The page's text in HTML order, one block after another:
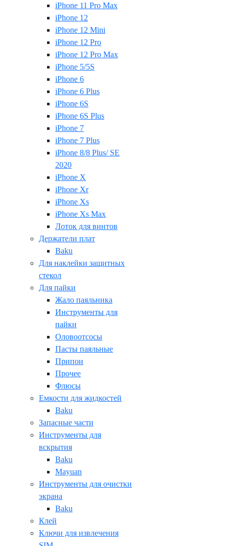
iPhone 11 Pro Max
iPhone 12
iPhone 12 Mini
iPhone 12 Pro
iPhone 12 Pro Max
iPhone 5/5S
iPhone 6
iPhone 6 Plus
iPhone 6S
iPhone 6S Plus
iPhone 7
iPhone 7 Plus
iPhone 8/8 Plus/ SE
2020
iPhone X
iPhone Xr
iPhone Xs
iPhone Xs Max
Лоток для винтов
Держатели плат
Baku
Для наклейки защитных
стекол
Для пайки
Жало паяльника
Инструменты для
пайки
Оловоотсосы
Пасты паяльные
Припои
Прочее
Флюсы
Емкости для жидкостей
Baku
Запасные части
Инструменты для
вскрытия
Baku
Mayuan
Инструменты для очистки
экрана
Baku
Клей
Ключи для извлечения